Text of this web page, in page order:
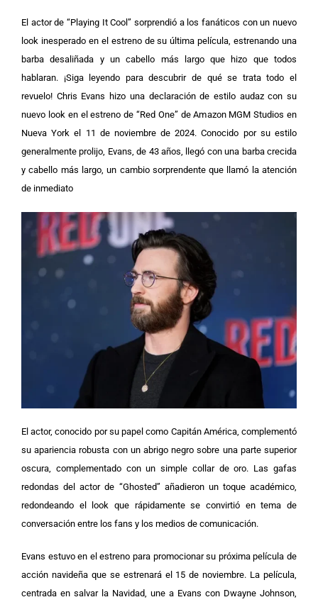
El actor de “Playing It Cool” sorprendió a los fanáticos con un nuevo
look inesperado en el estreno de su última película, estrenando una
barba desaliñada y un cabello más largo que hizo que todos
hablaran. ¡Siga leyendo para descubrir de qué se trata todo el
revuelo! Chris Evans hizo una declaración de estilo audaz con su
nuevo look en el estreno de “Red One” de Amazon MGM Studios en
Nueva York el 11 de noviembre de 2024. Conocido por su estilo
generalmente prolijo, Evans, de 43 años, llegó con una barba crecida
y cabello más largo, un cambio sorprendente que llamó la atención
de inmediato
El actor, conocido por su papel como Capitán América, complementó
su apariencia robusta con un abrigo negro sobre una parte superior
oscura, complementado con un simple collar de oro. Las gafas
redondas del actor de “Ghosted” añadieron un toque académico,
redondeando el look que rápidamente se convirtió en tema de
conversación entre los fans y los medios de comunicación.
Evans estuvo en el estreno para promocionar su próxima película de
acción navideña que se estrenará el 15 de noviembre. La película,
centrada en salvar la Navidad, une a Evans con Dwayne Johnson,